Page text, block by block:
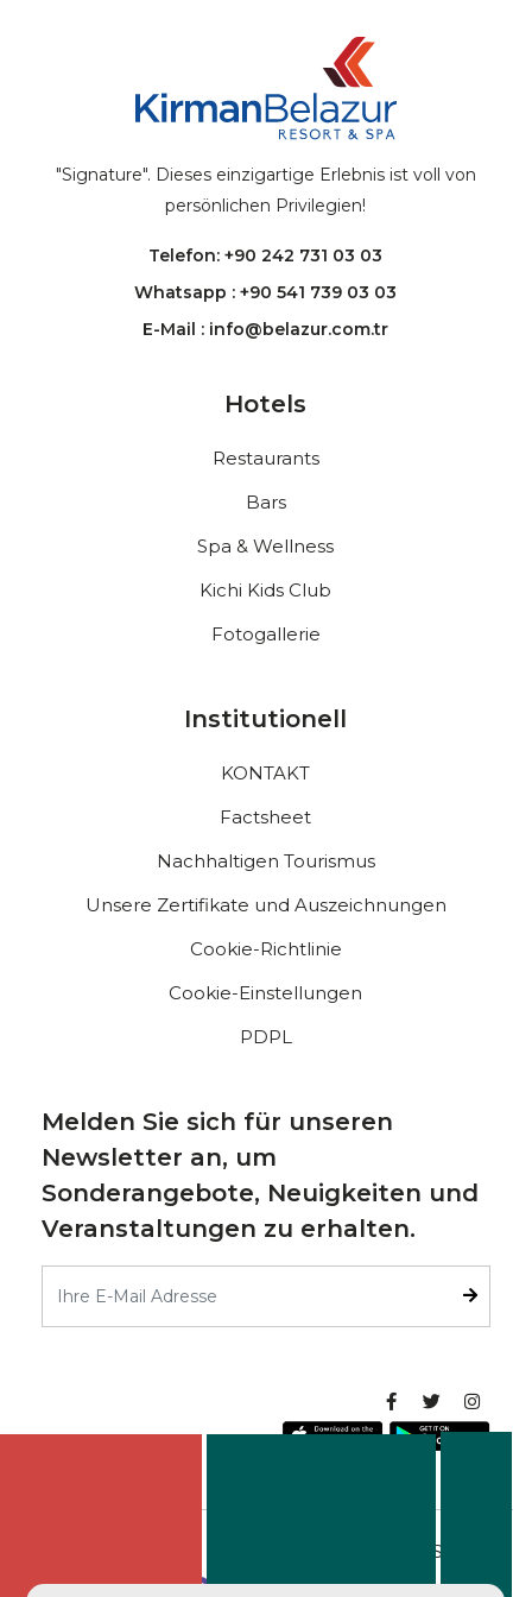
"Signature". Dieses einzigartige Erlebnis ist voll von
persönlichen Privilegien!
Telefon: +90 242 731 03 03
Whatsapp : +90 541 739 03 03
E-Mail : info@belazur.com.tr
Hotels
Restaurants
Bars
Spa & Wellness
Kichi Kids Club
Fotogallerie
Institutionell
KONTAKT
Factsheet
Nachhaltigen Tourismus
Unsere Zertifikate und Auszeichnungen
Cookie-Richtlinie
Cookie-Einstellungen
PDPL
Melden Sie sich für unseren
Newsletter an, um
Sonderangebote, Neuigkeiten und
Veranstaltungen zu erhalten.
Copyright 2025 Kirman Belazur Resort & Spa